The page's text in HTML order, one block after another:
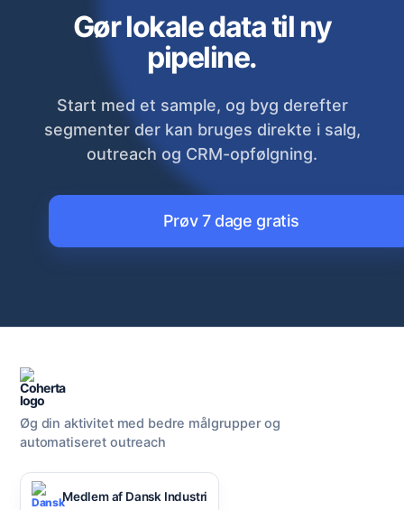
Gør lokale data til ny
pipeline.
Start med et sample, og byg derefter
segmenter der kan bruges direkte i salg,
outreach og CRM-opfølgning.
Prøv 7 dage gratis
Øg din aktivitet med bedre målgrupper og
automatiseret outreach
Medlem af Dansk Industri